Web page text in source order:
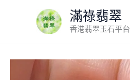
滿祿翡翠
香港翡翠玉石平台